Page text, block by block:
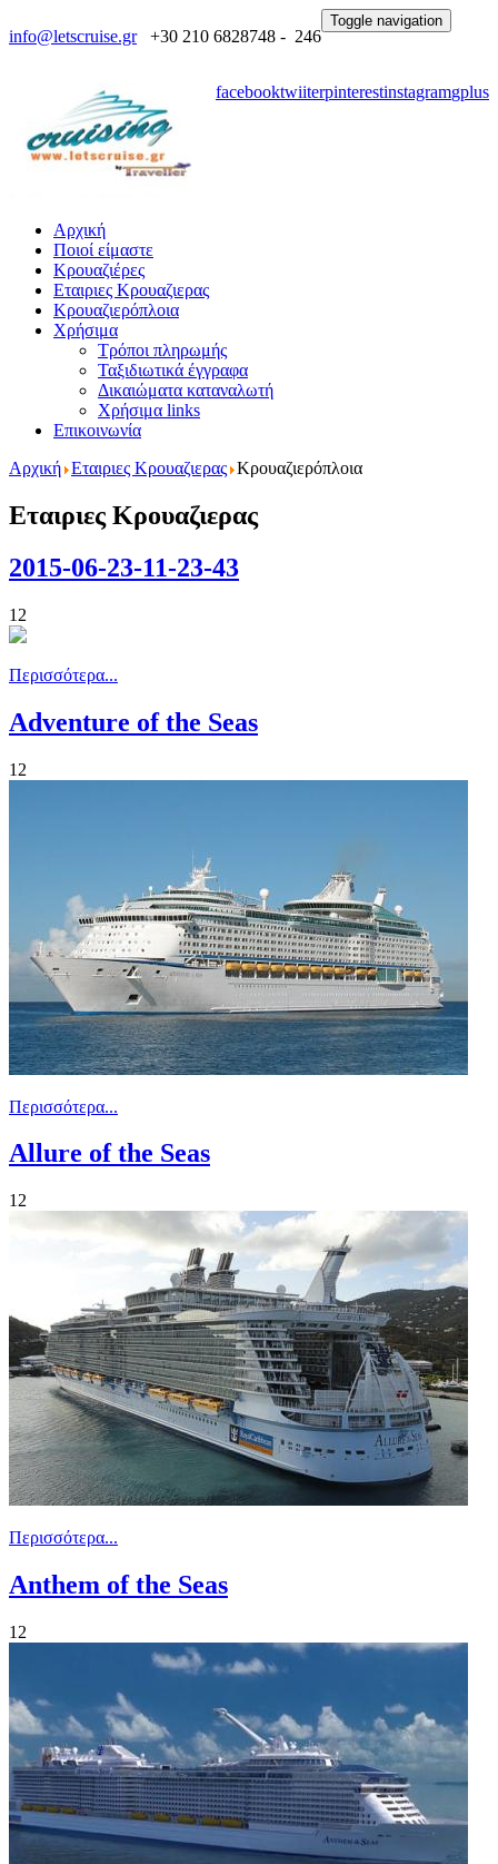
info@letscruise.gr +30 210 6828748 - 246
facebooktwiiterpinterestinstagramgplus
Toggle navigation
Αρχική
Ποιοί είμαστε
Κρουαζιέρες
Εταιριες Κρουαζιερας
Κρουαζιερόπλοια
Χρήσιμα
Τρόποι πληρωμής
Ταξιδιωτικά έγγραφα
Δικαιώματα καταναλωτή
Χρήσιμα links
Επικοινωνία
Αρχική Εταιριες Κρουαζιερας Κρουαζιερόπλοια
Εταιριες Κρουαζιερας
2015-06-23-11-23-43
12
Περισσότερα...
Adventure of the Seas
12
Περισσότερα...
Allure of the Seas
12
Περισσότερα...
Anthem of the Seas
12